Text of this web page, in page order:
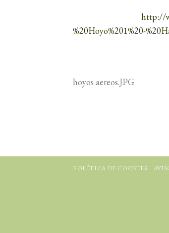
http://
%20Hoyo%201%20-
hoyos aereos.JPG
POLÍTICA DE COOKIES